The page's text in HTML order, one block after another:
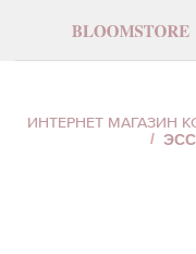
ИНТЕРНЕТ МАГАЗИН